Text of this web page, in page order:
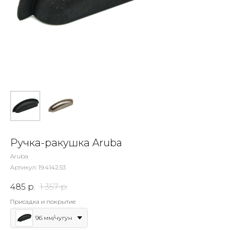
Ручка-ракушка Aruba
Aruba
Артикул: 19.4142.53
485 р. 1 357 р.
Присадка и покрытие
96 мм/чугун